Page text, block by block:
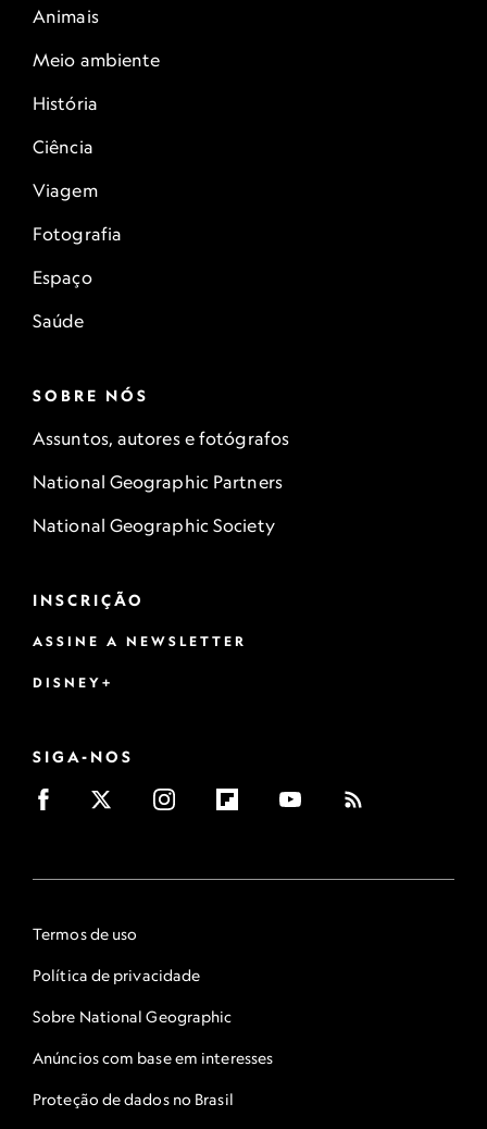
Animais
Meio ambiente
História
Ciência
Viagem
Fotografia
Espaço
Saúde
SOBRE NÓS
Assuntos, autores e fotógrafos
National Geographic Partners
National Geographic Society
INSCRIÇÃO
ASSINE A NEWSLETTER
DISNEY+
SIGA-NOS
Termos de uso
Política de privacidade
Sobre National Geographic
Anúncios com base em interesses
Proteção de dados no Brasil